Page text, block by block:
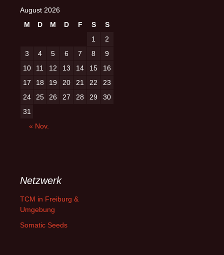
August 2026
M
D M D F S
S
1
2
3
4 5 6 7 8
9
10
11 12 13 14 15
16
17
18 19 20 21 22
23
24
25 26 27 28 29
30
31
« Nov.
Netzwerk
TCM in Freiburg &
Umgebung
Somatic Seeds